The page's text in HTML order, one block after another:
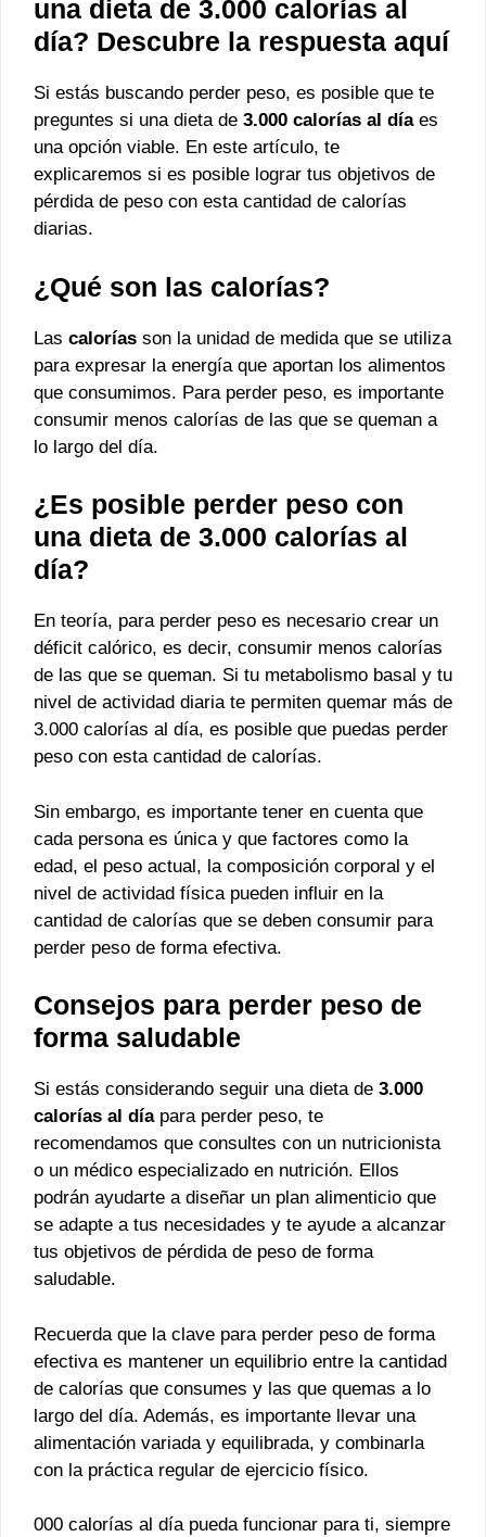
una dieta de 3.000 calorías al
día? Descubre la respuesta aquí
Si estás buscando perder peso, es posible que te
preguntes si una dieta de 3.000 calorías al díaes
una opción viable. En este artículo, te
explicaremos si es posible lograr tus objetivos de
pérdida de peso con esta cantidad de calorías
diarias.
¿Qué son las calorías?
Las calorías son la unidad de medida que se utiliza
para expresar la energía que aportan los alimentos
que consumimos. Para perder peso, es importante
consumir menos calorías de las que se queman a
lo largo del día.
¿Es posible perder peso con
una dieta de 3.000 calorías al
día?
En teoría, para perder peso es necesario crear un
déficit calórico, es decir, consumir menos calorías
de las que se queman. Si tu metabolismo basal y tu
nivel de actividad diaria te permiten quemar más de
3.000 calorías al día, es posible que puedas perder
peso con esta cantidad de calorías.
Sin embargo, es importante tener en cuenta que
cada persona es única y que factores como la
edad, el peso actual, la composición corporal y el
nivel de actividad física pueden influir en la
cantidad de calorías que se deben consumir para
perder peso de forma efectiva.
Consejos para perder peso de
forma saludable
Si estás considerando seguir una dieta de 3.000
calorías al díapara perder peso, te
recomendamos que consultes con un nutricionista
o un médico especializado en nutrición. Ellos
podrán ayudarte a diseñar un plan alimenticio que
se adapte a tus necesidades y te ayude a alcanzar
tus objetivos de pérdida de peso de forma
saludable.
Recuerda que la clave para perder peso de forma
efectiva es mantener un equilibrio entre la cantidad
de calorías que consumes y las que quemas a lo
largo del día. Además, es importante llevar una
alimentación variada y equilibrada, y combinarla
con la práctica regular de ejercicio físico.
000 calorías al día pueda funcionar para ti, siempre